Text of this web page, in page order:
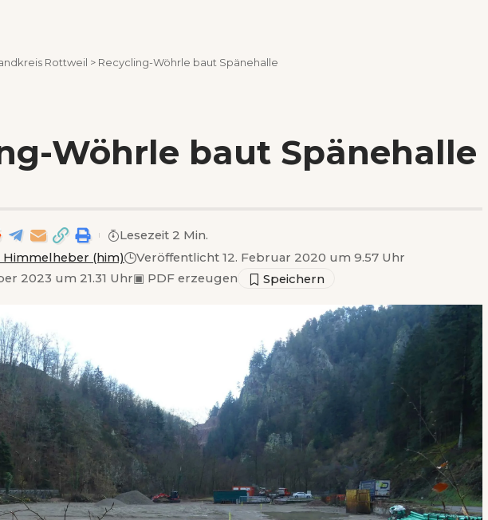
Rottweil > Recycling-Wöhrle baut Spänehalle
Wöhrle baut Spänehalle
Himmelheber (him)
Veröffentlicht 12. Februar 2020 um 9.57 Uhr
2023 um 21.31 Uhr▣ PDF erzeugen
Lesezeit 2 Min.